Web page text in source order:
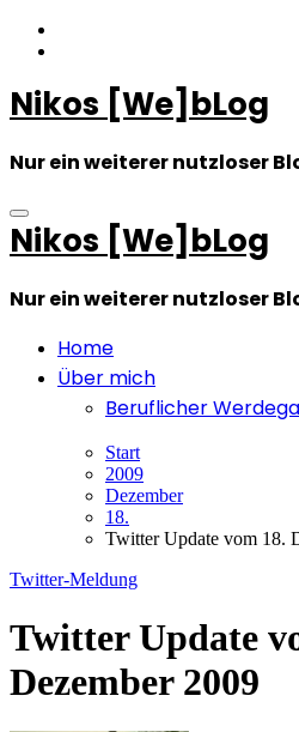
Zum
Inhalt
Nikos [We]bLog
Nur ein weiterer nutzloser
Nikos [We]bLog
Nur ein weiterer nutzloser
Home
Über mich
Beruflicher
Start
2009
Dezember
18.
Twitter Update vom 18.
Twitter-Meldung
Twitter Update
Dezember 2009